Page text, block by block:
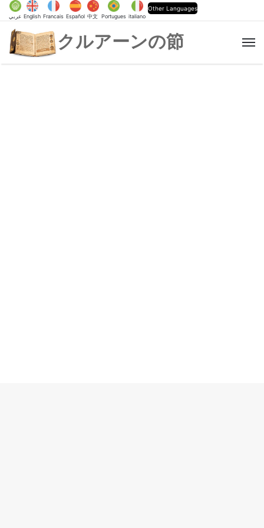
عربي English Francais Español 中文 Portugues italiano
Other Languages
クルアーンの節